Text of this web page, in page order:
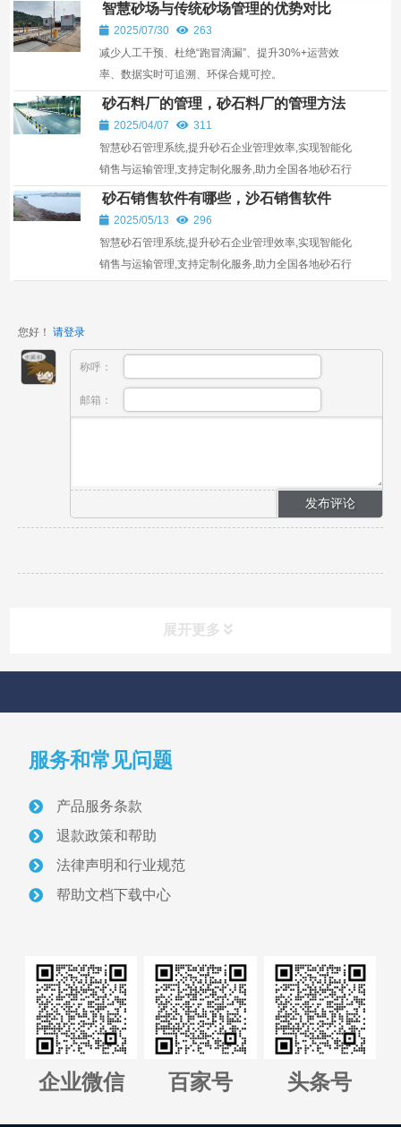
智慧砂场与传统砂场管理的优势对比
2025/07/30
263
减少人工干预、杜绝“跑冒滴漏”、提升30%+运营效
率、数据实时可追溯、环保合规可控。
砂石料厂的管理，砂石料厂的管理方法
2025/04/07
311
智慧砂石管理系统,提升砂石企业管理效率,实现智能化
销售与运输管理,支持定制化服务,助力全国各地砂石行
业发展。
砂石销售软件有哪些，沙石销售软件
2025/05/13
296
智慧砂石管理系统,提升砂石企业管理效率,实现智能化
销售与运输管理,支持定制化服务,助力全国各地砂石行
您好！ 请登录
称呼：
邮箱：
展开更多
快速导航 NAV
首页
关于我们
智慧砂场建设案例
联系我们
正版软件授权查询
管理平台全国代理招募
服务和常见问题
产品服务条款
退款政策和帮助
法律声明和行业规范
帮助文档下载中心
企业微信 百家号 头条号